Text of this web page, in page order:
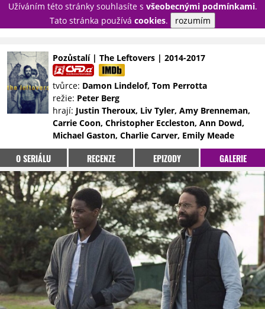
Užíváním této stránky souhlasíte s všeobecnými podmínkami.
Tato stránka používá cookies. rozumím
PŘIHLÁSIT
NOVINKY
TÉMATA
RECENZE
EPIZODY
KULT
TRAILERY
GALERIE
DISKUZE
STATISTIKY
Pozůstalí | The Leftovers | 2014-2017
tvůrce: Damon Lindelof, Tom Perrotta
režie: Peter Berg
hrají: Justin Theroux, Liv Tyler, Amy Brenneman,
Carrie Coon, Christopher Eccleston, Ann Dowd,
Michael Gaston, Charlie Carver, Emily Meade
O SERIÁLU RECENZE EPIZODY GALERIE